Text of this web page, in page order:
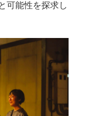
可能性を探求し